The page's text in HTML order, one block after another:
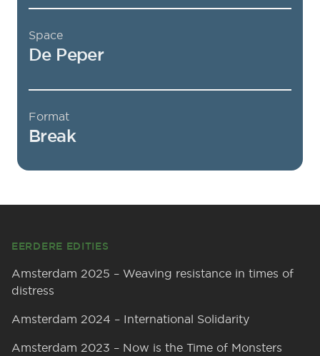
Space
De Peper
Format
Break
EERDERE EDITIES
Amsterdam 2025 – Weaving resistance in times of
distress
Amsterdam 2024 – International Solidarity
Amsterdam 2023 – Now is the Time of Monsters